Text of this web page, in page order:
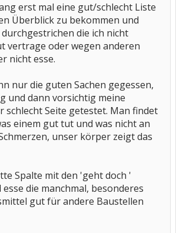
erst mal eine gut/schlecht Liste
Überblick zu bekommen und
durchgestrichen die ich nicht
vertrage oder wegen anderen
nicht esse.
nur die guten Sachen gegessen,
und dann vorsichtig meine
schlecht Seite getestet. Man findet
einem gut tut und was nicht an
unser körper zeigt das
Spalte mit den 'geht doch '
die manchmal, besonderes
gut für andere Baustellen